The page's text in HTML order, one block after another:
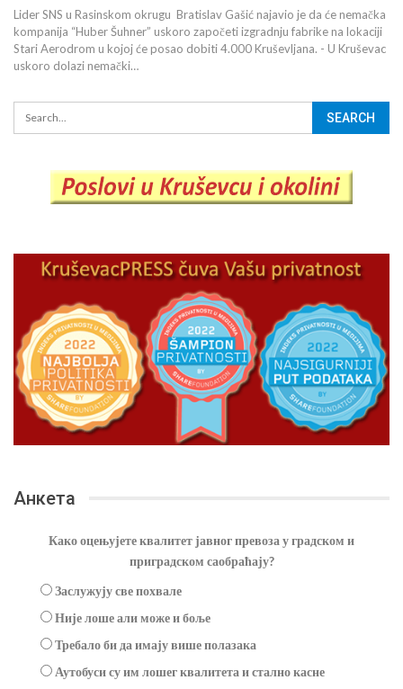
Lider SNS u Rasinskom okrugu Bratislav Gašić najavio je da će nemačka
kompanija “Huber Šuhner” uskoro započeti izgradnju fabrike na lokaciji
Stari Aerodrom u kojoj će posao dobiti 4.000 Kruševljana. - U Kruševac
uskoro dolazi nemački…
Анкета
Како оцењујете квалитет јавног превоза у градском и
приградском саобраћају?
Заслужују све похвале
Није лоше али може и боље
Требало би да имају више полазака
Аутобуси су им лошег квалитета и стално касне